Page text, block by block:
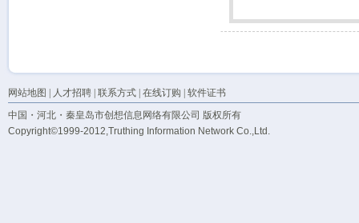
网站地图 人才招聘 联系方式 在线订购
软件证书
中国・河北・秦皇岛市创想信息网络有限公司 版权所有
Copyright©1999-2012,Truthing Information Network Co.,Ltd.